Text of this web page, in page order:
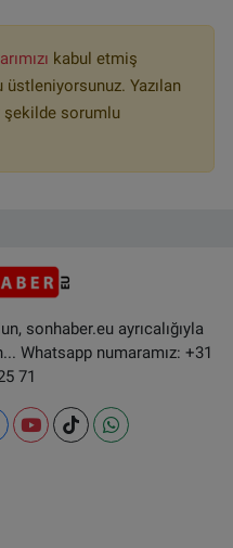
kabul etmiş
Yazılan
şekilde sorumlu
sonhaber.eu ayrıcalığıyla
Whatsapp numaramız: +31
71